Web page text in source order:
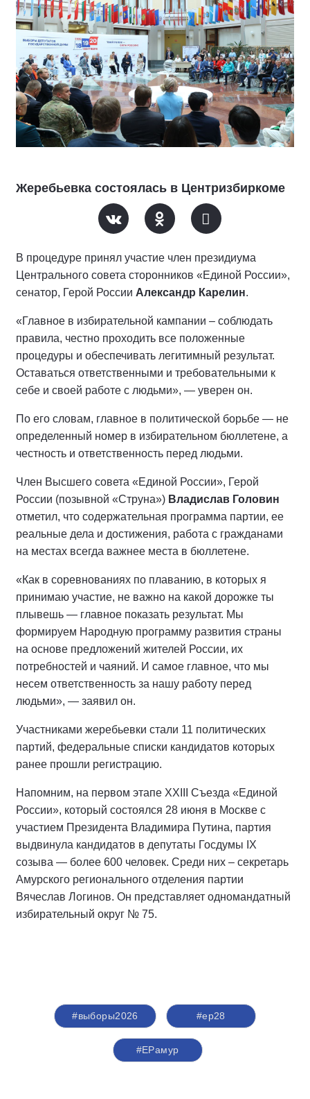
Жеребьевка состоялась в Центризбиркоме
В процедуре принял участие член президиума
Центрального совета сторонников «Единой России»,
сенатор, Герой России Александр Карелин.
«Главное в избирательной кампании – соблюдать
правила, честно проходить все положенные
процедуры и обеспечивать легитимный результат.
Оставаться ответственными и требовательными к
себе и своей работе с людьми», — уверен он.
По его словам, главное в политической борьбе — не
определенный номер в избирательном бюллетене, а
честность и ответственность перед людьми.
Член Высшего совета «Единой России», Герой
России (позывной «Струна») Владислав Головин
отметил, что содержательная программа партии, ее
реальные дела и достижения, работа с гражданами
на местах всегда важнее места в бюллетене.
«Как в соревнованиях по плаванию, в которых я
принимаю участие, не важно на какой дорожке ты
плывешь — главное показать результат. Мы
формируем Народную программу развития страны
на основе предложений жителей России, их
потребностей и чаяний. И самое главное, что мы
несем ответственность за нашу работу перед
людьми», — заявил он.
Участниками жеребьевки стали 11 политических
партий, федеральные списки кандидатов которых
ранее прошли регистрацию.
Напомним, на первом этапе XXIII Съезда «Единой
России», который состоялся 28 июня в Москве с
участием Президента Владимира Путина, партия
выдвинула кандидатов в депутаты Госдумы IX
созыва — более 600 человек. Среди них – секретарь
Амурского регионального отделения партии
Вячеслав Логинов. Он представляет одномандатный
избирательный округ № 75.
#выборы2026 #ер28
#ЕРамур